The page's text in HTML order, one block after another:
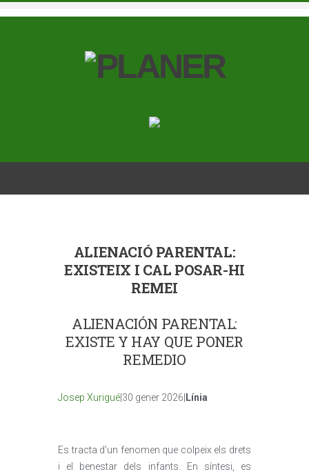
ALIENACIÓ PARENTAL:
EXISTEIX I CAL POSAR-HI
REMEI
ALIENACIÓN PARENTAL:
EXISTE Y HAY QUE PONER
REMEDIO
Josep Xurigué |30 gener 2026| Línia
Es tracta d’un fenomen que colpeix els drets
i el benestar dels infants. En síntesi, es